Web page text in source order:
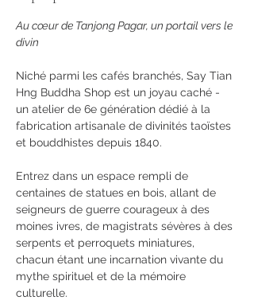
Au cœur de Tanjong Pagar, un portail vers le
divin
Niché parmi les cafés branchés, Say Tian
Hng Buddha Shop est un joyau caché -
un atelier de 6e génération dédié à la
fabrication artisanale de divinités taoïstes
et bouddhistes depuis 1840.
Entrez dans un espace rempli de
centaines de statues en bois, allant de
seigneurs de guerre courageux à des
moines ivres, de magistrats sévères à des
serpents et perroquets miniatures,
chacun étant une incarnation vivante du
mythe spirituel et de la mémoire
culturelle.